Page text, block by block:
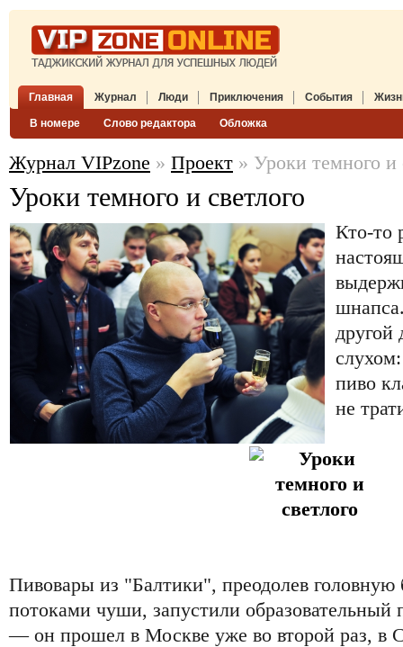
Главная Журнал
В номере Слово редактора Обложка
Люди Приключения События
Журнал VIPzone » Проект » Уроки темного и
Уроки темного и светлого
Кто-то
другой
пиво
не
Пивовары из "Балтики", преодолев головную
потоками чуши, запустили образовательный
— он прошел в Москве уже во второй раз, в